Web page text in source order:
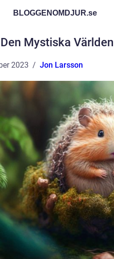
BLOGGENOMDJUR.se
Den Mystiska
2023 Jon Larsson